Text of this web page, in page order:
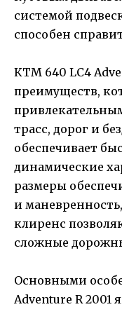
системой
способен
КТМ 640 LC4
преимуществ,
трасс, дорог и
обеспечивает
динамические
размеры
и
клиренс
сложные
Основными
Adventure R 2001